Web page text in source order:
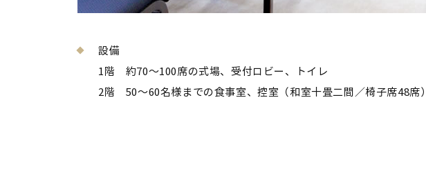
設備
1階 約70～100席の式場、受付ロビー、トイレ
2階 50～60名様までの食事室、控室（和室十畳二間／椅子席48席）